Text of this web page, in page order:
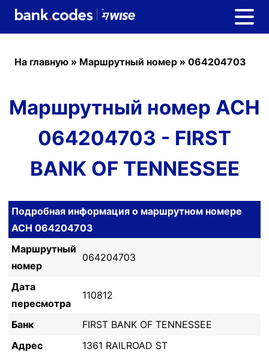
На главную » Маршрутный номер » 064204703
Маршрутный номер ACH
064204703 - FIRST
BANK OF TENNESSEE
Подробная информация о маршрутном номере
ACH 064204703
Маршрутный
номер
064204703
Дата
пересмотра
110812
Банк
FIRST BANK OF TENNESSEE
Адрес
1361 RAILROAD ST